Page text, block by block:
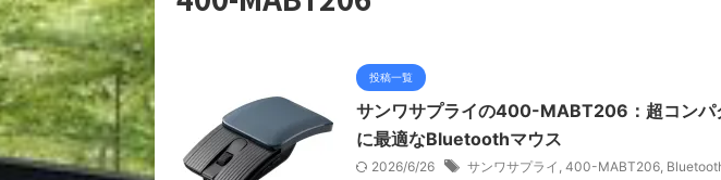
投稿一覧
サンワサプライの400-MABT206：超コンパ
に最適なBluetoothマウス
2026/6/26 サンワサプライ , 400-MABT206,